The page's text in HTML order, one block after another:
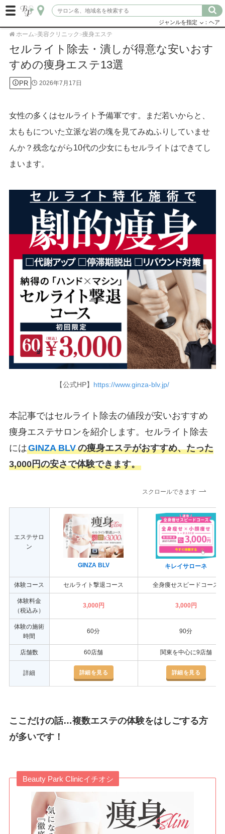
ジャンルを指定 ：ヘア
ホーム>美容クリニック >痩身エステ
セルライト除去・潰しが得意な安いおす
すめの痩身エステ13選
PR 2026年7月17日
女性の多くはセルライト予備軍です。まだ若いからと、
太ももについた立派な岩の塊を見てみぬふりしていませ
んか？残念ながら10代の少女にもセルライトはできてし
まいます。
【公式HP】 https://www.ginza-blv.jp/
本記事ではセルライト除去の値段が安いおすすめ
痩身エステサロンを紹介します。セルライト除去
にはGINZA BLV の痩身エステがおすすめ、たった
3,000円の安さで体験できます。
スクロールできます
エステサロ
ン
GINZA BLV キレイサローネ
体験コース セルライト撃退コース 全身痩せスピードコース
体験料金
（税込み）
3,000円 3,000円
体験の施術
時間
60分 90分
店舗数 60店舗 関東を中心に9店舗
詳細 詳細を見る 詳細を見る
ここだけの話…複数エステの体験をはしごする方
が多いです！
Beauty Park Clinicイチオシ